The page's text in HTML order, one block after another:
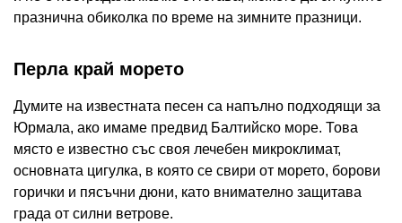
празнична обиколка по време на зимните празници.
Перла край морето
Думите на известната песен са напълно подходящи за
Юрмала, ако имаме предвид Балтийско море. Това
място е известно със своя лечебен микроклимат,
основната цигулка, в която се свири от морето, борови
горички и пясъчни дюни, като внимателно защитава
града от силни ветрове.